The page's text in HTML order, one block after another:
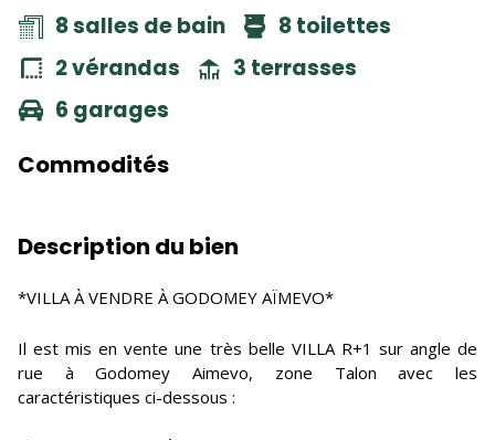
8 salles de bain
8 toilettes
2 vérandas
3 terrasses
6 garages
Commodités
Description du bien
*VILLA À VENDRE À GODOMEY AÏMEVO*
Il est mis en vente une très belle VILLA R+1 sur angle de
rue à Godomey Aimevo, zone Talon avec les
caractéristiques ci-dessous :